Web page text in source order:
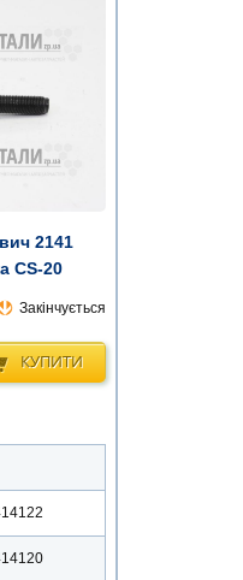
2141
CS-20
Закінчується
КУПИТИ